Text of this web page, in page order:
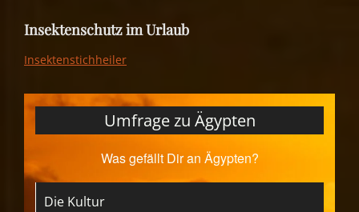
Insektenschutz im Urlaub
Insektenstichheiler
Umfrage zu Ägypten
Was gefällt Dir an Ägypten?
Die Kultur